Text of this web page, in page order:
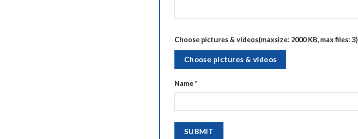
Choose pictures & videos(maxsize: 2000 KB, max files: 3)
Choose pictures & videos
Name*